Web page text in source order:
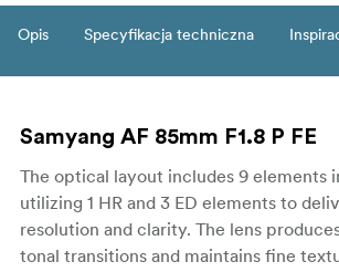
Opis Specyfikacja techniczna
Samyang AF 85mm F1.8 P FE
The optical layout includes 9 elements
utilizing 1 HR and 3 ED elements to
resolution and clarity. The lens
tonal transitions and maintains fine